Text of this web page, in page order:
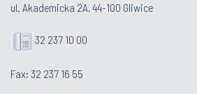
ul. Akademicka 2A, 44-100 Gliwice
32 237 10 00
Fax: 32 237 16 55